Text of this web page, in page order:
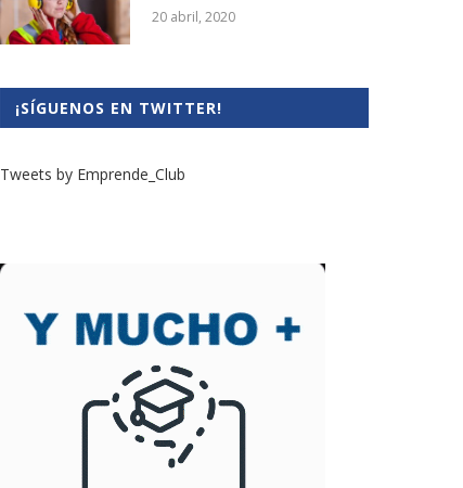
20 abril, 2020
¡SÍGUENOS EN TWITTER!
Tweets by Emprende_Club